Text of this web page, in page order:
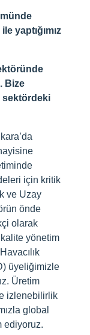
yaptığımız
Bize
sektördeki
için kritik
ve Uzay
önde
olarak
yönetim
üyeliğimizle
Üretim
izlenebilirlik
global
ediyoruz.